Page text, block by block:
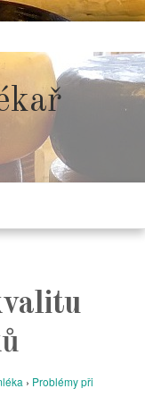
› Problémy při